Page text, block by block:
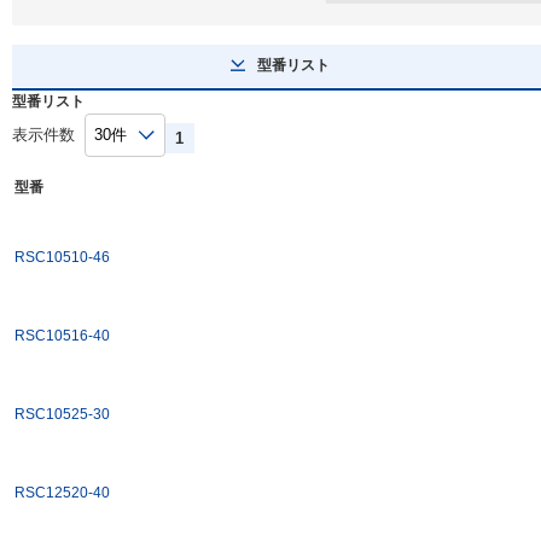
型番リスト
型番リスト
表示件数 1
型番
RSC10510-46
RSC10516-40
RSC10525-30
RSC12520-40